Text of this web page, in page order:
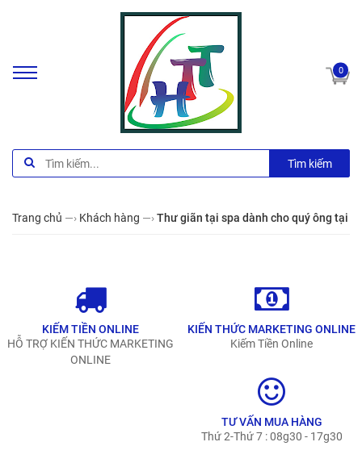
0
Tìm kiếm
Trang chủ —› Khách hàng —›Thư giãn tại spa dành cho quý ông tại
KIẾM TIỀN ONLINE
HỖ TRỢ KIẾN THỨC MARKETING
ONLINE
KIẾN THỨC MARKETING ONLINE
Kiếm Tiền Online
TƯ VẤN MUA HÀNG
Thứ 2-Thứ 7 : 08g30 - 17g30